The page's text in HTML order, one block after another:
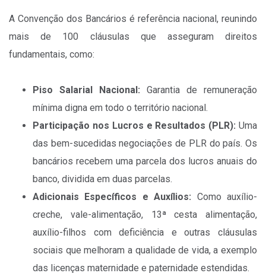
A Convenção dos Bancários é referência nacional, reunindo
mais de 100 cláusulas que asseguram direitos
fundamentais, como:
Piso Salarial Nacional: Garantia de remuneração
mínima digna em todo o território nacional.
Participação nos Lucros e Resultados (PLR): Uma
das bem-sucedidas negociações de PLR do país. Os
bancários recebem uma parcela dos lucros anuais do
banco, dividida em duas parcelas.
Adicionais Específicos e Auxílios: Como auxílio-
creche, vale-alimentação, 13ª cesta alimentação,
auxílio-filhos com deficiência e outras cláusulas
sociais que melhoram a qualidade de vida, a exemplo
das licenças maternidade e paternidade estendidas.